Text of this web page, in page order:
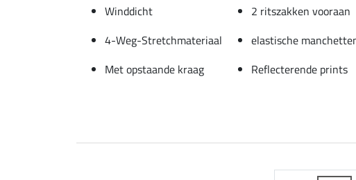
Winddicht
2 ritszakken vooraan
4-Weg-Stretchmateriaal
elastische
Met opstaande kraag
Reflecterende prints